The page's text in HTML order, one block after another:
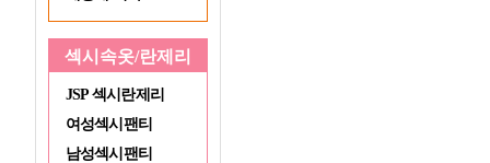
섹시속옷/란제리
JSP 섹시란제리
여성섹시팬티
남성섹시팬티